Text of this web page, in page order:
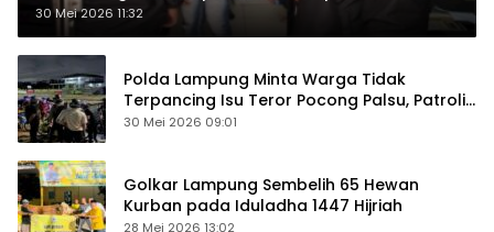
30 Mei 2026 11:32
Polda Lampung Minta Warga Tidak
Terpancing Isu Teror Pocong Palsu, Patroli
Keamanan Ditingkatkan
30 Mei 2026 09:01
Golkar Lampung Sembelih 65 Hewan
Kurban pada Iduladha 1447 Hijriah
28 Mei 2026 13:02